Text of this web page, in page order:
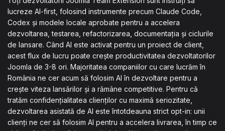
lucreze AI-first, folosind instrumente precum Claude Code,
Codex și modele locale aprobate pentru a accelera
dezvoltarea, testarea, refactorizarea, documentația și ciclurile
de lansare. Când AI este activat pentru un proiect de client,
acest flux de lucru poate crește productivitatea dezvoltatorilor
Joomla de 3-8 ori. Majoritatea companiilor cu care lucrăm în
România ne cer acum să folosim AI în dezvoltare pentru a
crește viteza lansărilor și a rămâne competitive. Pentru că
tratăm confidențialitatea clienților cu maximă seriozitate,
dezvoltarea asistată de AI este întotdeauna strict opt-in: unii
clienți ne cer să folosim AI pentru a accelera livrarea, în timp ce